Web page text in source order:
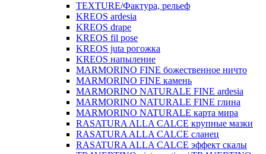
TEXTURE/Фактура, рельеф
KREOS ardesia
KREOS drape
KREOS fil pose
KREOS juta рогожка
KREOS напыление
MARMORINO FINE божественное ничто
MARMORINO FINE камень
MARMORINO NATURALE FINE ardesia
MARMORINO NATURALE FINE глина
MARMORINO NATURALE карта мира
RASATURA ALLA CALCE крупные мазки
RASATURA ALLA CALCE сланец
RASATURA ALLA CALCE эффект скалы